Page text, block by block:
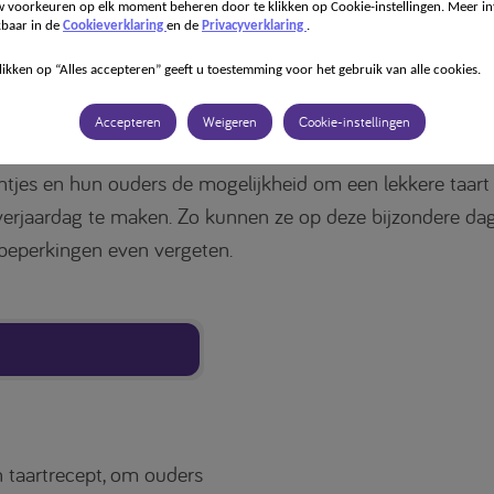
eiwitbeperkt dieet. Ouders willen niet dat hun kind zich
voelt of wordt uitgesloten omdat ze niet mogen eten
kinderen. Met deze verjaardagsbox biedt u uw jongste
en hun ouders de mogelijkheid om een lekkere
te maken. Zo kunnen ze op deze bijzondere
even vergeten.
taartrecept, om ouders
voorkeuren op elk moment beheren door te klikken op Cookie-instellingen. Meer
in de Cookieverklaring en de Privacyverklaring .
op “Alles accepteren” geeft u toestemming voor het gebruik van alle cookies.
Accepteren Weigeren Cookie-instellingen